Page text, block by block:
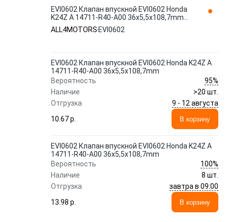
EVI0602 Клапан впускной EVI0602 Honda
K24Z A 14711-R40-A00 36x5,5x108,7mm
ALL4MOTORS
ALL4MOTORS EVI0602
EVI0602 Клапан впускной EVI0602 Honda K24Z A
14711-R40-A00 36x5,5x108,7mm
Вероятность
95%
Наличие
>20 шт.
Отгрузка
9 - 12 августа
10.67 p.
В корзину
EVI0602 Клапан впускной EVI0602 Honda K24Z A
14711-R40-A00 36x5,5x108,7mm
Вероятность
100%
Наличие
8 шт.
Отгрузка
завтра в 09:00
13.98 p.
В корзину